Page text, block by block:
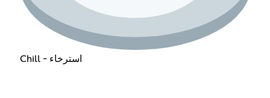
Chill - استرخاء